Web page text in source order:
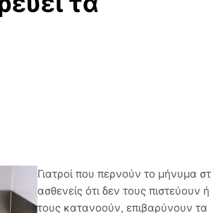
Γιατροί που περνούν το μήνυμα
ασθενείς ότι δεν τους πιστεύουν
τους κατανοούν, επιβαρύνουν τα